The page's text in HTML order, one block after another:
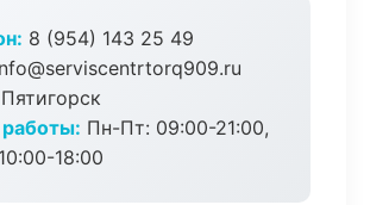
8 (954) 143 25 49
Пятигорск
Пн-Пт: 09:00-21:00,
18:00